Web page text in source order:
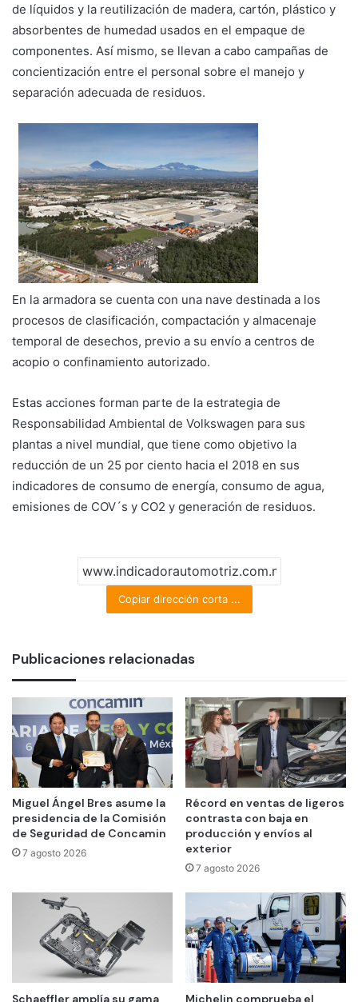
de líquidos y la reutilización de madera, cartón, plástico y
absorbentes de humedad usados en el empaque de
componentes. Así mismo, se llevan a cabo campañas de
concientización entre el personal sobre el manejo y
separación adecuada de residuos.
En la armadora se cuenta con una nave destinada a los
procesos de clasificación, compactación y almacenaje
temporal de desechos, previo a su envío a centros de
acopio o confinamiento autorizado.
Estas acciones forman parte de la estrategia de
Responsabilidad Ambiental de Volkswagen para sus
plantas a nivel mundial, que tiene como objetivo la
reducción de un 25 por ciento hacia el 2018 en sus
indicadores de consumo de energía, consumo de agua,
emisiones de COV´s y CO2 y generación de residuos.
Copiar dirección corta ...
Publicaciones relacionadas
Miguel Ángel Bres asume la
presidencia de la Comisión
de Seguridad de Concamin
7 agosto 2026
Récord en ventas de ligeros
contrasta con baja en
producción y envíos al
exterior
7 agosto 2026
Schaeffler amplía su gama Michelin comprueba el